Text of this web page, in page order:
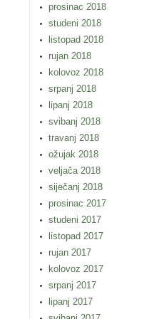
prosinac 2018
studeni 2018
listopad 2018
rujan 2018
kolovoz 2018
srpanj 2018
lipanj 2018
svibanj 2018
travanj 2018
ožujak 2018
veljača 2018
siječanj 2018
prosinac 2017
studeni 2017
listopad 2017
rujan 2017
kolovoz 2017
srpanj 2017
lipanj 2017